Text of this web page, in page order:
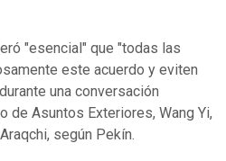
"esencial" que "todas las
este acuerdo y eviten
una conversación
de Asuntos Exteriores, Wang Yi,
según Pekín.